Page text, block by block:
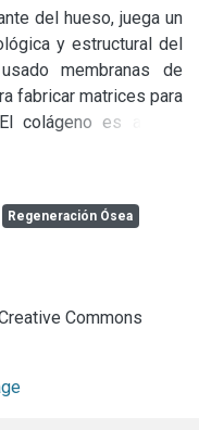
del hueso, juega un
y estructural del
membranas de
fabricar matrices para
colágeno es así un
tejidos u
o no (con una
con
extraído del
obtenido en nuestro
un 98% [Ruderman et
no ordenado
patentes. Las
membranas fueron
Regeneración Ósea
Commons